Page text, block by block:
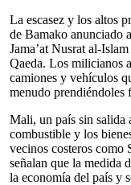
La escasez y los altos
de Bamako anunciado
Jama’at Nusrat al-
Qaeda. Los milicianos
camiones y vehículos
menudo prendiéndoles
Mali, un país sin salida
combustible y los
vecinos costeros como
señalan que la medida
la economía del país y